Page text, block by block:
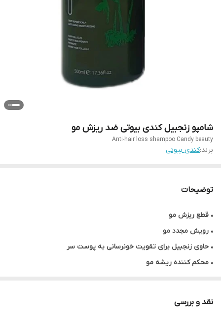
شامپو زنجبیل کندی بیوتی ضد ریزش مو
Anti-hair loss shampoo Candy beauty
برند:کندی بیوتی
توضیحات
• قطع ریزش مو
• رویش مجدد مو
• حاوی زنجبیل برای تقویت خونرسانی به پوست سر
• محکم کننده ریشه مو
• حجم ۵۰۰ میلی لیتر
نقد و بررسی